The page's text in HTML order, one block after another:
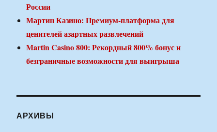
России
Мартин Казино: Премиум-платформа для
ценителей азартных развлечений
Martin Casino 800: Рекордный 800% бонус и
безграничные возможности для выигрыша
АРХИВЫ